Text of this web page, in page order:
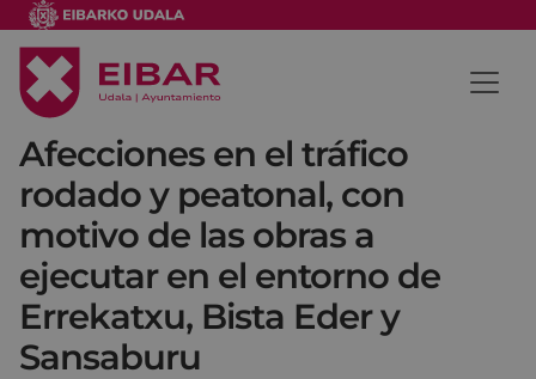
Afecciones en el tráfico
rodado y peatonal, con
motivo de las obras a
ejecutar en el entorno de
Errekatxu, Bista Eder y
Sansaburu